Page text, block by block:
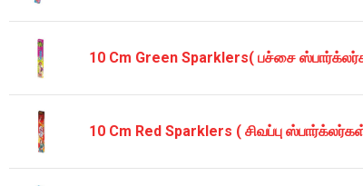
10 Cm Green Sparklers( பச்சை
10 Cm Red Sparklers ( சிவப்பு